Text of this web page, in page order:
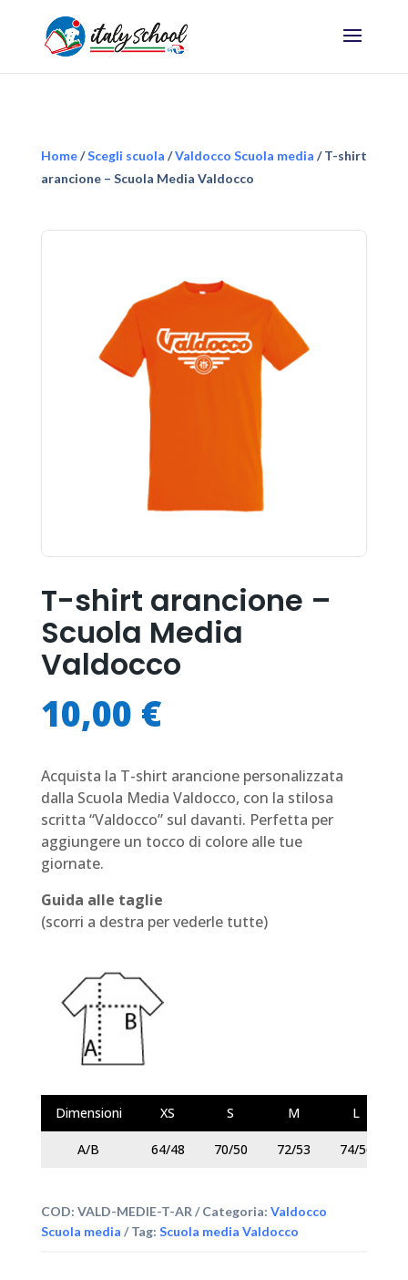
Home/Scegli scuola /Valdocco Scuola media / T-shirt
arancione – Scuola Media Valdocco
T-shirt arancione –
Scuola Media
Valdocco
10,00 €
Acquista la T-shirt arancione personalizzata
dalla Scuola Media Valdocco, con la stilosa
scritta “Valdocco” sul davanti. Perfetta per
aggiungere un tocco di colore alle tue
giornate.
Guida alle taglie
(scorri a destra per vederle tutte)
Dimensioni XS S M L
A/B 64/48 70/50 72/53 74/56
COD: VALD-MEDIE-T-AR Categoria: Valdocco
Scuola media
Tag: Scuola media Valdocco